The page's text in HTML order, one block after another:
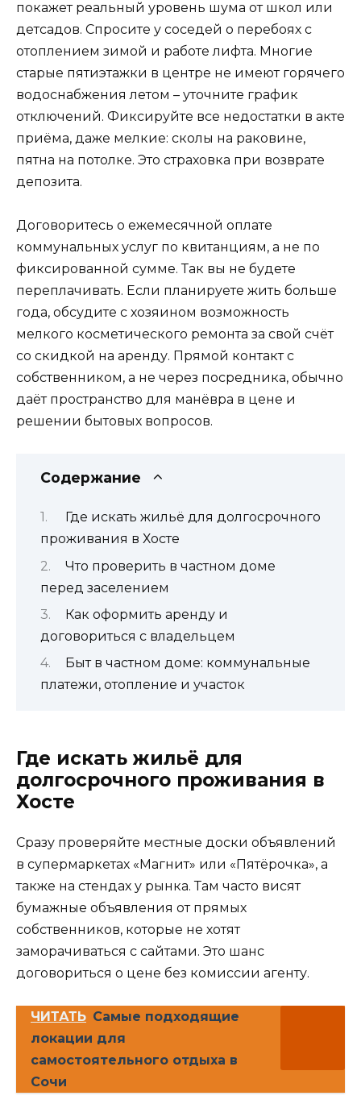
покажет реальный уровень шума от школ или
детсадов. Спросите у соседей о перебоях с
отоплением зимой и работе лифта. Многие
старые пятиэтажки в центре не имеют горячего
водоснабжения летом – уточните график
отключений. Фиксируйте все недостатки в акте
приёма, даже мелкие: сколы на раковине,
пятна на потолке. Это страховка при возврате
депозита.
Договоритесь о ежемесячной оплате
коммунальных услуг по квитанциям, а не по
фиксированной сумме. Так вы не будете
переплачивать. Если планируете жить больше
года, обсудите с хозяином возможность
мелкого косметического ремонта за свой счёт
со скидкой на аренду. Прямой контакт с
собственником, а не через посредника, обычно
даёт пространство для манёвра в цене и
решении бытовых вопросов.
Содержание
Где искать жильё для долгосрочного
проживания в Хосте
Что проверить в частном доме
перед заселением
Как оформить аренду и
договориться с владельцем
Быт в частном доме: коммунальные
платежи, отопление и участок
Где искать жильё для
долгосрочного проживания в
Хосте
Сразу проверяйте местные доски объявлений
в супермаркетах «Магнит» или «Пятёрочка», а
также на стендах у рынка. Там часто висят
бумажные объявления от прямых
собственников, которые не хотят
заморачиваться с сайтами. Это шанс
договориться о цене без комиссии агенту.
ЧИТАТЬ Самые подходящие
локации для
самостоятельного отдыха в
Сочи